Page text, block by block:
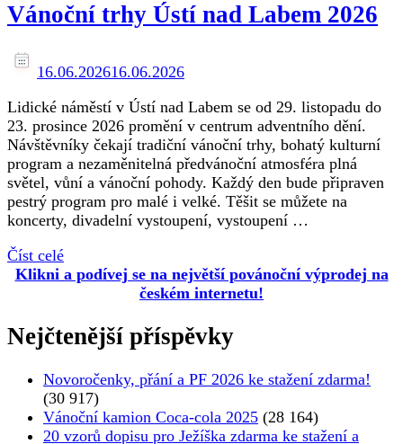
Vánoční trhy Ústí nad Labem 2026
16.06.202616.06.2026
Lidické náměstí v Ústí nad Labem se od 29. listopadu do
23. prosince 2026 promění v centrum adventního dění.
Návštěvníky čekají tradiční vánoční trhy, bohatý kulturní
program a nezaměnitelná předvánoční atmosféra plná
světel, vůní a vánoční pohody. Každý den bude připraven
pestrý program pro malé i velké. Těšit se můžete na
koncerty, divadelní vystoupení, vystoupení …
Číst celé
Klikni a podívej se na největší povánoční výprodej na
českém internetu!
Nejčtenější příspěvky
Novoročenky, přání a PF 2026 ke stažení zdarma!
(30 917)
Vánoční kamion Coca-cola 2025 (28 164)
20 vzorů dopisu pro Ježíška zdarma ke stažení a